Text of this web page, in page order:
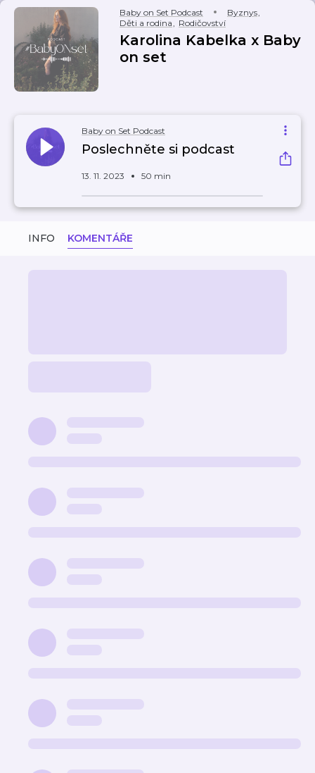
Baby on Set Podcast Byznys,
Děti a rodina, Rodičovství
Karolina Kabelka x Baby
on set
Baby on Set Podcast
Poslechněte si podcast
13. 11. 2023 50 min
INFO KOMENTÁŘE